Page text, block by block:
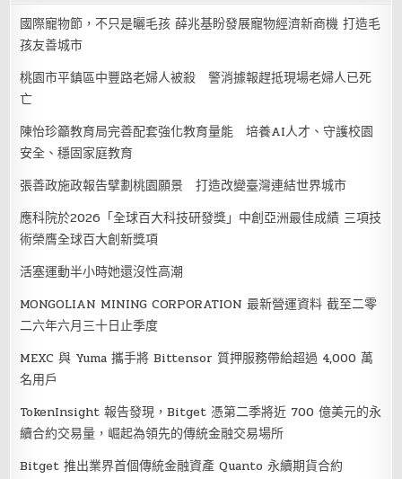
國際寵物節，不只是曬毛孩 薛兆基盼發展寵物經濟新商機 打造毛
孩友善城市
桃園市平鎮區中豐路老婦人被殺 警消據報趕抵現場老婦人已死
亡
陳怡珍籲教育局完善配套強化教育量能 培養AI人才、守護校園
安全、穩固家庭教育
張善政施政報告擘劃桃園願景 打造改變臺灣連結世界城市
應科院於2026「全球百大科技研發獎」中創亞洲最佳成績 三項技
術榮膺全球百大創新獎項
活塞運動半小時她還沒性高潮
MONGOLIAN MINING CORPORATION 最新營運資料 截至二零
二六年六月三十日止季度
MEXC 與 Yuma 攜手將 Bittensor 質押服務帶給超過 4,000 萬
名用戶
TokenInsight 報告發現，Bitget 憑第二季將近 700 億美元的永
續合約交易量，崛起為領先的傳統金融交易場所
Bitget 推出業界首個傳統金融資產 Quanto 永續期貨合約